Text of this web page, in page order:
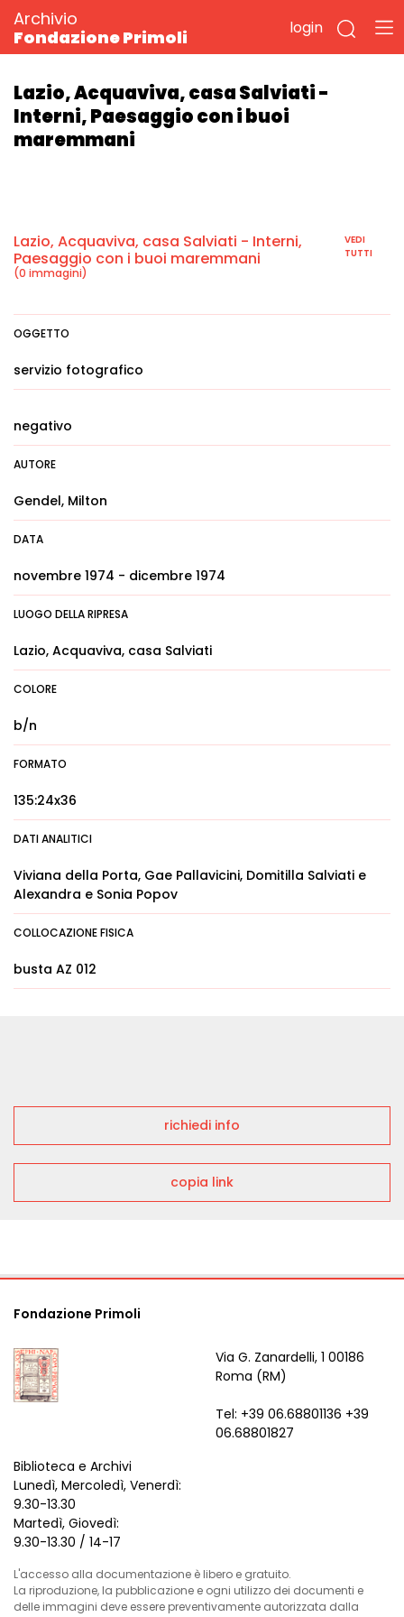
Archivio
Fondazione Primoli
login
Lazio, Acquaviva, casa Salviati -
Interni, Paesaggio con i buoi
maremmani
Lazio, Acquaviva, casa Salviati - Interni,
Paesaggio con i buoi maremmani
(0 immagini)
VEDI
TUTTI
OGGETTO
servizio fotografico
negativo
AUTORE
Gendel, Milton
DATA
novembre 1974 - dicembre 1974
LUOGO DELLA RIPRESA
Lazio, Acquaviva, casa Salviati
COLORE
b/n
FORMATO
135:24x36
DATI ANALITICI
Viviana della Porta, Gae Pallavicini, Domitilla Salviati e
Alexandra e Sonia Popov
COLLOCAZIONE FISICA
busta AZ 012
richiedi info
copia link
Fondazione Primoli
Via G. Zanardelli, 1 00186
Roma (RM)
Tel: +39 06.68801136 +39
06.68801827
Biblioteca e Archivi
Lunedì, Mercoledì, Venerdì:
9.30-13.30
Martedì, Giovedì:
9.30-13.30 / 14-17
L'accesso alla documentazione è libero e gratuito.
La riproduzione, la pubblicazione e ogni utilizzo dei documenti e
delle immagini deve essere preventivamente autorizzata dalla